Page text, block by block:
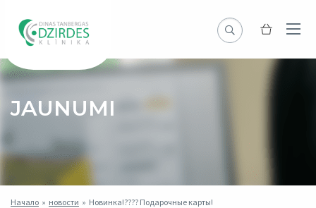
JAUNUMI
Начало » новости » Новинка!???? Подарочные карты!